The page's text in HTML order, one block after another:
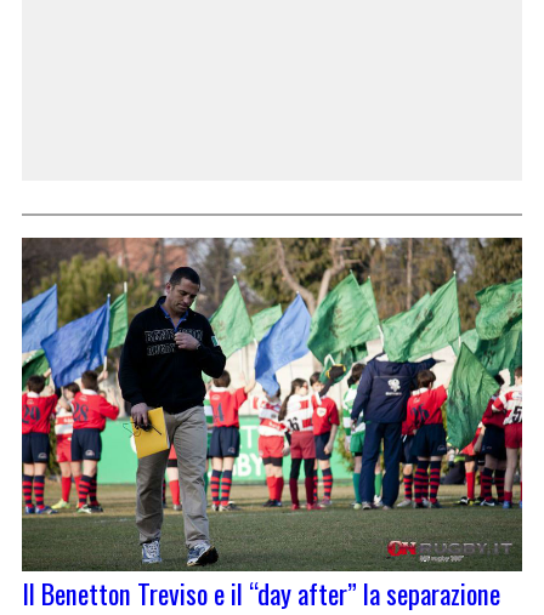
Il Benetton Treviso e il “day after” la separazione